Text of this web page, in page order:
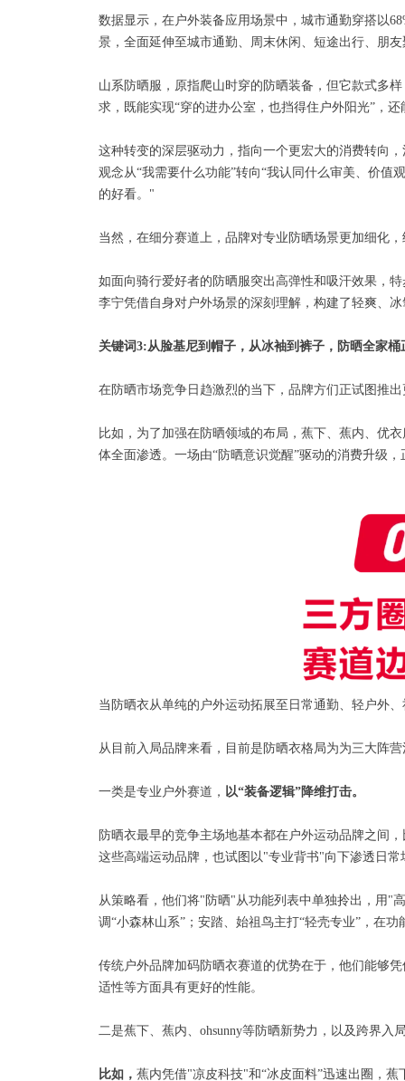
数据显示，在户外装备应用场景中，城市通勤穿搭以
景，全面延伸至城市通勤、周末休闲、短途出行、朋
山系防晒服，原指爬山时穿的防晒装备，但它款式多
求，既能实现“穿的进办公室，也挡得住户外阳光”，
这种转变的深层驱动力，指向一个更宏大的消费转向
观念从“我需要什么功能”转向“我认同什么审美、价
的好看。"
当然，在细分赛道上，品牌对专业防晒场景更加细化
如面向骑行爱好者的防晒服突出高弹性和吸汗效果，
李宁凭借自身对户外场景的深刻理解，构建了轻爽、
关键词3:从脸基尼到帽子，从冰袖到裤子，防晒全家桶
在防晒市场竞争日趋激烈的当下，品牌方们正试图推
比如，为了加强在防晒领域的布局，蕉下、蕉内、优
体全面渗透。一场由“防晒意识觉醒”驱动的消费升级
当防晒衣从单纯的户外运动拓展至日常通勤、轻户外
从目前入局品牌来看，目前是防晒衣格局为为三大阵
一类是专业户外赛道， 以“装备逻辑”降维打击。
防晒衣最早的竞争主场地基本都在户外运动品牌之间
这些高端运动品牌，也试图以"专业背书"向下渗透日常
从策略看，他们将"防晒"从功能列表中单独拎出，用"
调“小森林山系”；安踏、始祖鸟主打“轻壳专业”，在
传统户外品牌加码防晒衣赛道的优势在于，他们能够
适性等方面具有更好的性能。
二是蕉下、蕉内、ohsunny等防晒新势力，以及跨界入
比如， 蕉内凭借"凉皮科技"和“冰皮面料”迅速出圈，